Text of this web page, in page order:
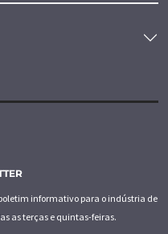
informativo para o indústria de
as terças e quintas-feiras.